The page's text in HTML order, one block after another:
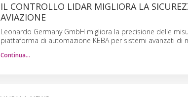
IL CONTROLLO LIDAR MIGLIORA LA
AVIAZIONE
Leonardo Germany GmbH migliora la precisione delle
piattaforma di automazione KEBA per sistemi avanzati di
Continua…